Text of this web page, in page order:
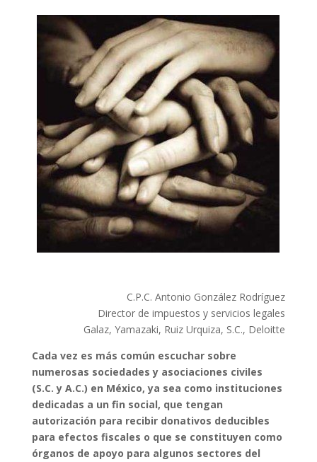
C.P.C. Antonio González Rodríguez
Director de impuestos y servicios legales
Galaz, Yamazaki, Ruiz Urquiza, S.C., Deloitte
Cada vez es más común escuchar sobre
numerosas sociedades y asociaciones civiles
(S.C. y A.C.) en México, ya sea como instituciones
dedicadas a un fin social, que tengan
autorización para recibir donativos deducibles
para efectos fiscales o que se constituyen como
órganos de apoyo para algunos sectores del